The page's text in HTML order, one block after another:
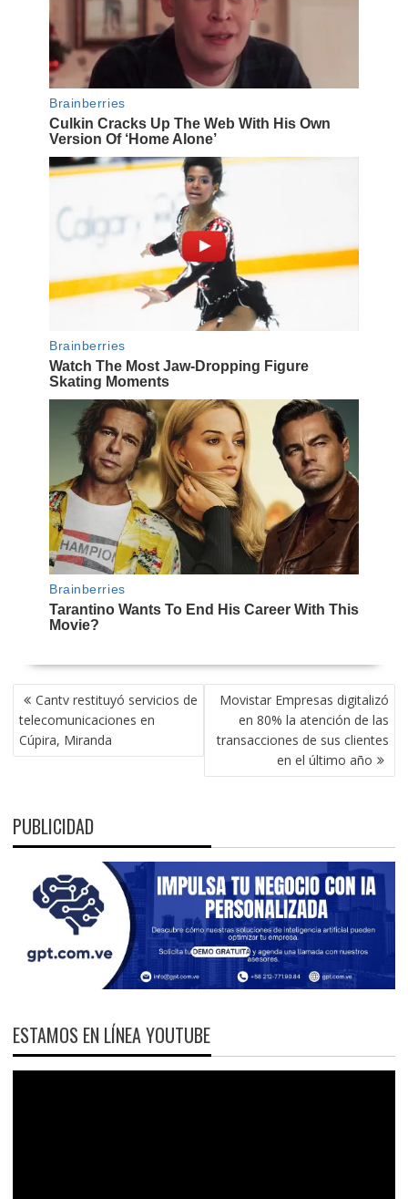
NAVEGACIÓN
DE
ENTRADAS
Cantv restituyó servicios de
telecomunicaciones en
Cúpira, Miranda
Movistar Empresas digitalizó
en 80% la atención de las
transacciones de sus clientes
en el último año
PUBLICIDAD
ESTAMOS EN LÍNEA YOUTUBE